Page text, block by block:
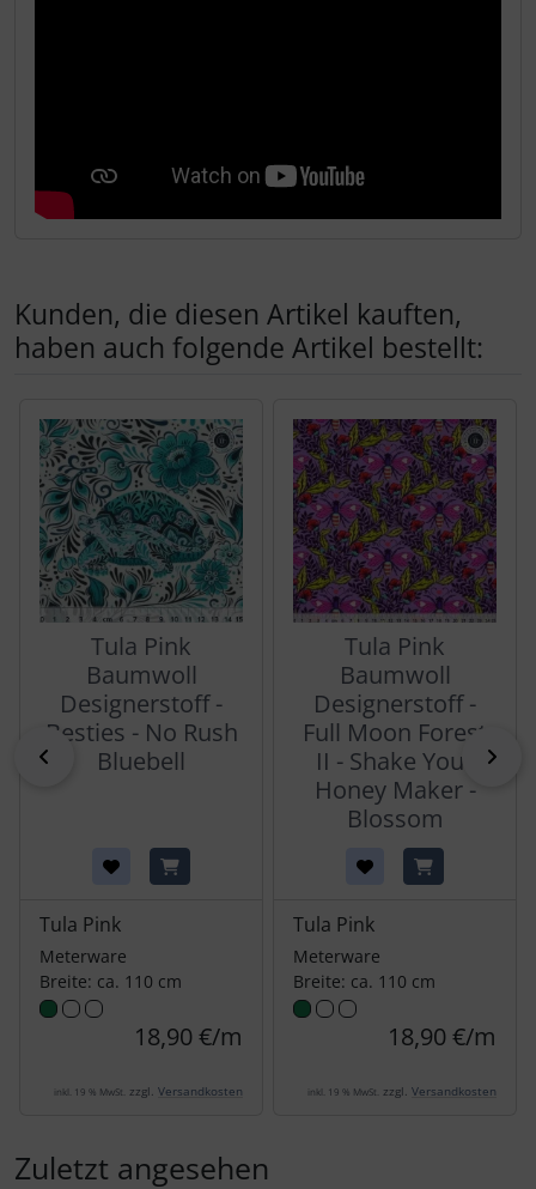
Kunden, die diesen Artikel kauften,
haben auch folgende Artikel bestellt:
zurück
Tula Pink
Baumwoll
Designerstoff -
Besties - No Rush
Bluebell
Tula Pink
Meterware
Breite: ca. 110 cm
18,90 €/m
inkl. 19 % MwSt. zzgl. Versandkosten
Tula Pink
Baumwoll
Designerstoff -
Full Moon Forest
II - Shake Your
Honey Maker -
Blossom
Tula Pink
Meterware
Breite: ca. 110 cm
18,90 €/m
inkl. 19 % MwSt. zzgl. Versandkosten
Zuletzt angesehen